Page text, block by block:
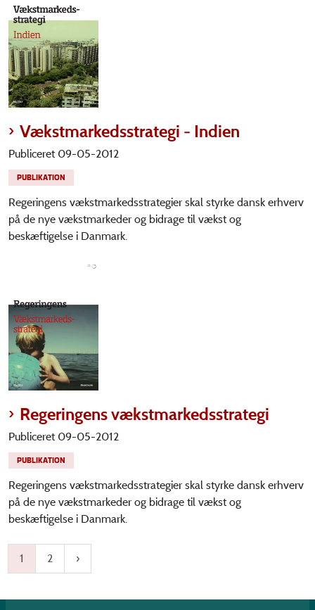
Vækstmarkedsstrategi - Indien
Publiceret 09-05-2012
PUBLIKATION
Regeringens vækstmarkedsstrategier skal styrke dansk erhverv
på de nye vækstmarkeder og bidrage til vækst og
beskæftigelse i Danmark.
Regeringens vækstmarkedsstrategi
Publiceret 09-05-2012
PUBLIKATION
Regeringens vækstmarkedsstrategier skal styrke dansk erhverv
på de nye vækstmarkeder og bidrage til vækst og
beskæftigelse i Danmark.
1 2